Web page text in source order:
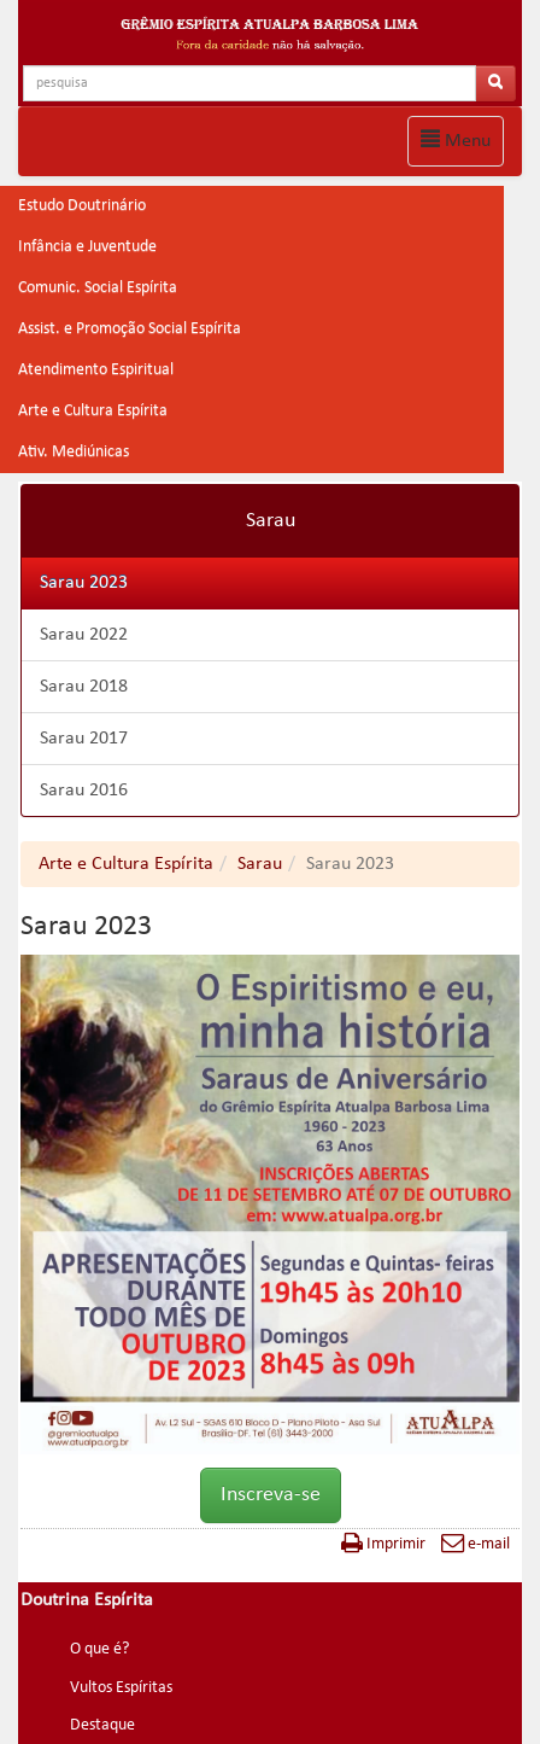
Menu
Estudo Doutrinário
Infância e Juventude
Comunic. Social Espírita
Assist. e Promoção Social Espírita
Atendimento Espiritual
Arte e Cultura Espírita
Ativ. Mediúnicas
Sarau
Sarau 2023
Sarau 2022
Sarau 2018
Sarau 2017
Sarau 2016
Arte e Cultura Espírita Sarau Sarau 2023
Sarau 2023
Inscreva-se
Imprimir e-mail
Doutrina Espírita
O que é?
Vultos Espíritas
Destaque